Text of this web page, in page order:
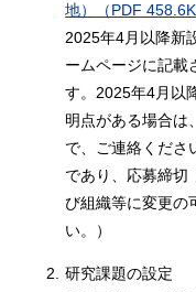
地）
（PDF
2025年4月以降新
ームページに記載
す。2025年4月以
明点がある場合は
で、ご連絡くださ
であり、応募締切
び組織等に変更の
い。）
2.
研究課題の設定